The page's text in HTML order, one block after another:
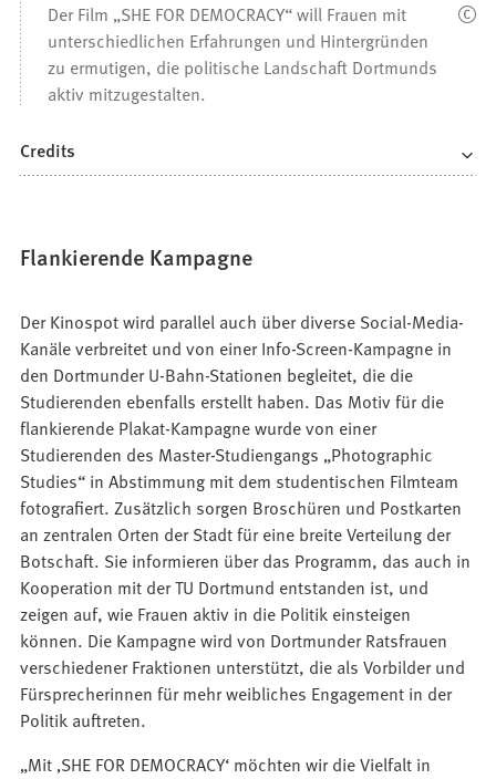
Der Film „SHE FOR DEMOCRACY“ will Frauen mit
unterschiedlichen Erfahrungen und Hintergründen
zu ermutigen, die politische Landschaft Dortmunds
aktiv mitzugestalten.
Credits
Flankierende Kampagne
Der Kinospot wird parallel auch über diverse Social-Media-
Kanäle verbreitet und von einer Info-Screen-Kampagne in
den Dortmunder U-Bahn-Stationen begleitet, die die
Studierenden ebenfalls erstellt haben. Das Motiv für die
flankierende Plakat-Kampagne wurde von einer
Studierenden des Master-Studiengangs „Photographic
Studies“ in Abstimmung mit dem studentischen Filmteam
fotografiert. Zusätzlich sorgen Broschüren und Postkarten
an zentralen Orten der Stadt für eine breite Verteilung der
Botschaft. Sie informieren über das Programm, das auch in
Kooperation mit der TU Dortmund entstanden ist, und
zeigen auf, wie Frauen aktiv in die Politik einsteigen
können. Die Kampagne wird von Dortmunder Ratsfrauen
verschiedener Fraktionen unterstützt, die als Vorbilder und
Fürsprecherinnen für mehr weibliches Engagement in der
Politik auftreten.
„Mit ‚SHE FOR DEMOCRACY‘ möchten wir die Vielfalt in